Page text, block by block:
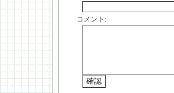
コメント: